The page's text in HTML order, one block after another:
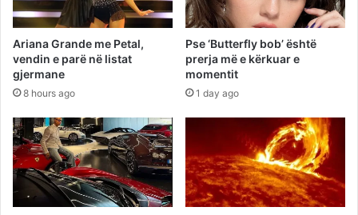
Ariana Grande me Petal,
vendin e parë në listat
gjermane
8 hours ago
Pse ‘Butterfly bob’ është
prerja më e kërkuar e
momentit
1 day ago